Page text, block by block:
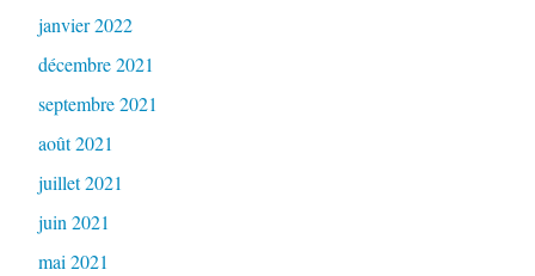
janvier 2022
décembre 2021
septembre 2021
août 2021
juillet 2021
juin 2021
mai 2021